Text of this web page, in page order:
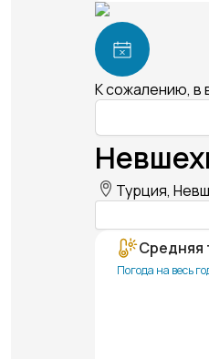
К сожалению, в
Турция,
Средняя
Погода на весь